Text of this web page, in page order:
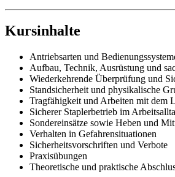
Kursinhalte
Antriebsarten und
Aufbau, Technik, Ausrüstung und
Wiederkehrende Überprüfung und
Standsicherheit und physikalische
Tragfähigkeit und Arbeiten mit dem
Sicherer Staplerbetrieb im
Sondereinsätze sowie Heben und
Verhalten in Gefahrensituationen
Sicherheitsvorschriften und Verbote
Praxisübungen
Theoretische und praktische